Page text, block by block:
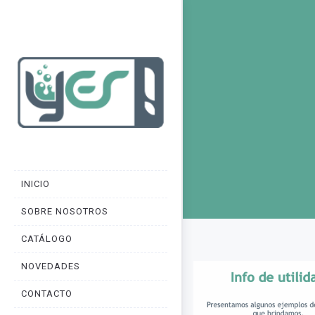
INICIO
SOBRE NOSOTROS
CATÁLOGO
NOVEDADES
CONTACTO